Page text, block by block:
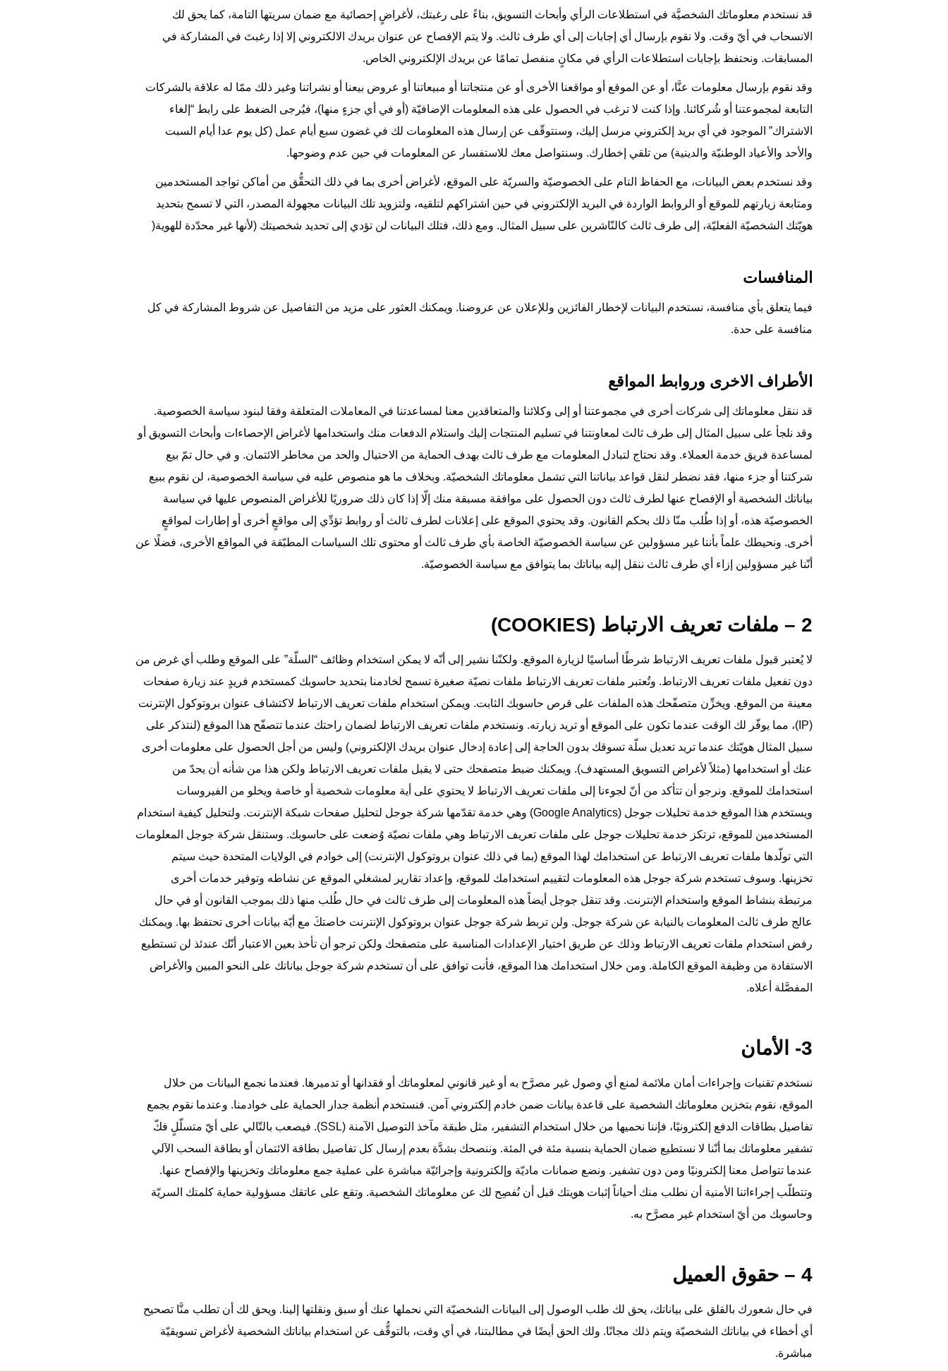
قد نستخدم معلوماتك الشخصيَّة في استطلاعات الرأي وأبحاث التسويق، بناءً على رغبتك، لأغراضٍ إحصائية مع ضمان سريتها التامة، كما يحق لك
الانسحاب في أيّ وقت. ولا نقوم بإرسال أي إجابات إلى أي طرف ثالث. ولا يتم الإفصاح عن عنوان بريدك الالكتروني إلا إذا رغبتَ في المشاركة في
المسابقات. ونحتفظ بإجابات استطلاعات الرأي في مكانٍ منفصل تمامًا عن بريدك الإلكتروني الخاص.
وقد نقوم بإرسال معلومات عنَّا، أو عن الموقع أو مواقعنا الأخرى أو عن منتجاتنا أو مبيعاتنا أو عروض بيعنا أو نشراتنا وغير ذلك ممّا له علاقة بالشركات
التابعة لمجموعتنا أو شُركائنا. وإذا كنت لا ترغب في الحصول على هذه المعلومات الإضافيّة (أو في أي جزءٍ منها)، فيُرجى الضغط على رابط “إلغاء
الاشتراك” الموجود في أي بريد إلكتروني مرسل إليك، وسنتوقّف عن إرسال هذه المعلومات لك في غضون سبع أيام عمل (كل يوم عدا أيام السبت
والأحد والأعياد الوطنيّة والدينية) من تلقي إخطارك. وسنتواصل معك للاستفسار عن المعلومات في حين عدم وضوحها.
وقد نستخدم بعض البيانات، مع الحفاظ التام على الخصوصيّة والسريّة على الموقع، لأغراض أخرى بما في ذلك التحقُّق من أماكن تواجد المستخدمين
ومتابعة زيارتهم للموقع أو الروابط الواردة في البريد الإلكتروني في حين اشتراكهم لتلقيه، ولتزويد تلك البيانات مجهولة المصدر، التي لا تسمح بتحديد
هويّتك الشخصيّة الفعليّة، إلى طرف ثالث كالنّاشرين على سبيل المثال. ومع ذلك، فتلك البيانات لن تؤدي إلى تحديد شخصيتك (لأنها غير محدّدة للهوية(
المنافسات
فيما يتعلق بأي منافسة، نستخدم البيانات لإخطار الفائزين وللإعلان عن عروضنا. ويمكنك العثور على مزيد من التفاصيل عن شروط المشاركة في كل
منافسة على حدة.
الأطراف الاخرى وروابط المواقع
قد ننقل معلوماتك إلى شركات أخرى في مجموعتنا أو إلى وكلائنا والمتعاقدين معنا لمساعدتنا في المعاملات المتعلقة وفقا لبنود سياسة الخصوصية.
وقد نلجأ على سبيل المثال إلى طرف ثالث لمعاونتنا في تسليم المنتجات إليك واستلام الدفعات منك واستخدامها لأغراض الإحصاءات وأبحاث التسويق أو
لمساعدة فريق خدمة العملاء. وقد نحتاج لتبادل المعلومات مع طرف ثالث بهدف الحماية من الاحتيال والحد من مخاطر الائتمان. و في حال تمّ بيع
شركتنا أو جزء منها، فقد نضطر لنقل قواعد بياناتنا التي تشمل معلوماتك الشخصيّة. وبخلاف ما هو منصوص عليه في سياسة الخصوصية، لن نقوم ببيع
بياناتك الشخصية أو الإفصاح عنها لطرف ثالث دون الحصول على موافقة مسبقة منك إلّا إذا كان ذلك ضروريًا للأغراض المنصوص عليها في سياسة
الخصوصيّة هذه، أو إذا طُلب منّا ذلك بحكم القانون. وقد يحتوي الموقع على إعلانات لطرف ثالث أو روابط تؤدِّي إلى مواقعٍ أخرى أو إطارات لمواقعٍ
أخرى. ونحيطك علماً بأننا غير مسؤولين عن سياسة الخصوصيّة الخاصة بأي طرف ثالث أو محتوى تلك السياسات المطبّقة في المواقع الأخرى، فضلًا عن
أنّنا غير مسؤولين إزاء أي طرف ثالث ننقل إليه بياناتك بما يتوافق مع سياسة الخصوصيّة.
2 – ملفات تعريف الارتباط (COOKIES)
لا يُعتبر قبول ملفات تعريف الارتباط شرطًا أساسيًا لزيارة الموقع. ولكنّنا نشير إلى أنّه لا يمكن استخدام وظائف “السلّة” على الموقع وطلب أي غرض من
دون تفعيل ملفات تعريف الارتباط. وتُعتبر ملفات تعريف الارتباط ملفات نصيّة صغيرة تسمح لخادمنا بتحديد حاسوبك كمستخدم فريدٍ عند زيارة صفحات
معينة من الموقع. ويخزِّن متصفّحك هذه الملفات على قرص حاسوبك الثابت. ويمكن استخدام ملفات تعريف الارتباط لاكتشاف عنوان بروتوكول الإنترنت
(IP)، مما يوفّر لك الوقت عندما تكون على الموقع أو تريد زيارته. ونستخدم ملفات تعريف الارتباط لضمان راحتك عندما تتصفّح هذا الموقع (لنتذكر على
سبيل المثال هويّتك عندما تريد تعديل سلّة تسوقك بدون الحاجة إلى إعادة إدخال عنوان بريدك الإلكتروني) وليس من أجل الحصول على معلومات أخرى
عنك أو استخدامها (مثلاً لأغراض التسويق المستهدف). ويمكنك ضبط متصفحك حتى لا يقبل ملفات تعريف الارتباط ولكن هذا من شأنه أن يحدّ من
استخدامك للموقع. ونرجو أن تتأكد من أنّ لجوءنا إلى ملفات تعريف الارتباط لا يحتوي على أية معلومات شخصية أو خاصة ويخلو من الفيروسات
ويستخدم هذا الموقع خدمة تحليلات جوجل (Google Analytics) وهي خدمة تقدّمها شركة جوجل لتحليل صفحات شبكة الإنترنت. ولتحليل كيفية استخدام
المستخدمين للموقع، ترتكز خدمة تحليلات جوجل على ملفات تعريف الارتباط وهي ملفات نصيّة وُضعت على حاسوبك. وستنقل شركة جوجل المعلومات
التي تولّدها ملفات تعريف الارتباط عن استخدامك لهذا الموقع (بما في ذلك عنوان بروتوكول الإنترنت) إلى خوادم في الولايات المتحدة حيث سيتم
تخزينها. وسوف تستخدم شركة جوجل هذه المعلومات لتقييم استخدامك للموقع، وإعداد تقارير لمشغلي الموقع عن نشاطه وتوفير خدمات أخرى
مرتبطة بنشاط الموقع واستخدام الإنترنت. وقد تنقل جوجل أيضاً هذه المعلومات إلى طرف ثالث في حال طُلب منها ذلك بموجب القانون أو في حال
عالج طرف ثالث المعلومات بالنيابة عن شركة جوجل. ولن تربط شركة جوجل عنوان بروتوكول الإنترنت خاصتكَ مع أيّة بيانات أخرى تحتفظ بها. ويمكنك
رفض استخدام ملفات تعريف الارتباط وذلك عن طريق اختيار الإعدادات المناسبة على متصفحك ولكن ترجو أن تأخذ بعين الاعتبار أنّك عندئذ لن تستطيع
الاستفادة من وظيفة الموقع الكاملة. ومن خلال استخدامك هذا الموقع، فأنت توافق على أن تستخدم شركة جوجل بياناتك على النحو المبين والأغراض
المفصَّلة أعلاه.
3- الأمان
نستخدم تقنيات وإجراءات أمان ملائمة لمنع أي وصول غير مصرَّح به أو غير قانوني لمعلوماتك أو فقدانها أو تدميرها. فعندما نجمع البيانات من خلال
الموقع، نقوم بتخزين معلوماتك الشخصية على قاعدة بيانات ضمن خادم إلكتروني آمن. فنستخدم أنظمة جدار الحماية على خوادمنا. وعندما نقوم بجمع
تفاصيل بطاقات الدفع إلكترونيًا، فإننا نحميها من خلال استخدام التشفير، مثل طبقة مآخذ التوصيل الآمنة (SSL). فيصعب بالتّالي على أيّ متسلّلٍ فكّ
تشفير معلوماتك بما أنّنا لا نستطيع ضمان الحماية بنسبة مئة في المئة. وننصحك بشدَّة بعدم إرسال كل تفاصيل بطاقة الائتمان أو بطاقة السحب الآلي
عندما تتواصل معنا إلكترونيًا ومن دون تشفير. ونضع ضمانات ماديّة وإلكترونية وإجرائيّة مباشرة على عملية جمع معلوماتك وتخزينها والإفصاح عنها.
وتتطلّب إجراءاتنا الأمنية أن نطلب منك أحياناً إثبات هويتك قبل أن نُفصِح لك عن معلوماتك الشخصية. وتقع على عاتقك مسؤولية حماية كلمتك السريّة
وحاسوبك من أيّ استخدام غير مصرَّح به.
4 – حقوق العميل
في حال شعورك بالقلق على بياناتك، يحق لك طلب الوصول إلى البيانات الشخصيّة التي نحملها عنك أو سبق ونقلتها إلينا. ويحق لك أن تطلب منَّا تصحيح
أي أخطاء في بياناتك الشخصيّة ويتم ذلك مجانًا. ولك الحق أيضًا في مطالبتنا، في أي وقت، بالتوقُّف عن استخدام بياناتك الشخصية لأغراض تسويقيّة
مباشرة.